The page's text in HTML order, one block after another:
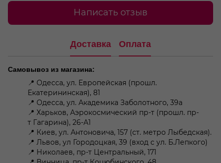
Написать отзыв
Доставка Оплата
Самовывоз из магазина:
📍 Одесса, ул. Европейская (прошл.
Екатерининская), 81
📍 Одесса, ул. Академика Заболотного, 39а
📍 Харьков, Аэрокосмический пр-т (прошл. пр-
т Гагарина), 26-А1
📍 Киев, ул. Антоновича, 157 (ст. метро Лыбедская).
📍 Львов, ул Городоцкая, 39 (вход с ул. Б.Лепкого)
📍 Николаев, пр-т Центральный, 171